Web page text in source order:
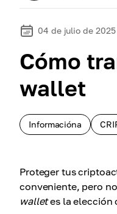
04 de julio de 2025
Cómo
wallet
Informacióna
Proteger tus
conveniente, pero
walletes la elección